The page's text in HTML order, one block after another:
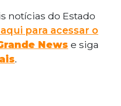
notícias do Estado
para acessar o
News e siga
.